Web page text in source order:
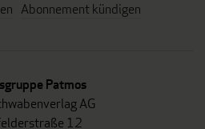
Abonnement kündigen
Patmos
AG
12